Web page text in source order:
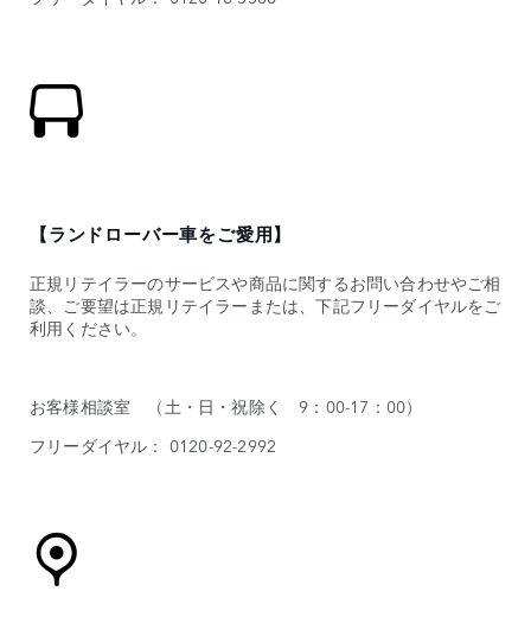
【ランドローバー車をご愛用】
正規リテイラーのサービスや商品に関するお問い合わせやご相
談、ご要望は正規リテイラーまたは、下記フリーダイヤルをご
利用ください。
お客様相談室 （土・日・祝除く 9：00-17：00）
フリーダイヤル： 0120-92-2992